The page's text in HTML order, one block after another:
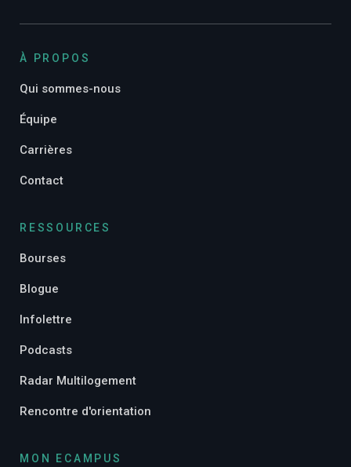
À PROPOS
Qui sommes-nous
Équipe
Carrières
Contact
RESSOURCES
Bourses
Blogue
Infolettre
Podcasts
Radar Multilogement
Rencontre d'orientation
MON ECAMPUS